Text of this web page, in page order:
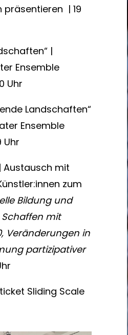
präsentieren | 19
|
Ensemble
Uhr
Landschaften“
Ensemble
Uhr
| Austausch mit
zum
Bildung und
mit
Veränderungen in
partizipativer
Sliding Scale